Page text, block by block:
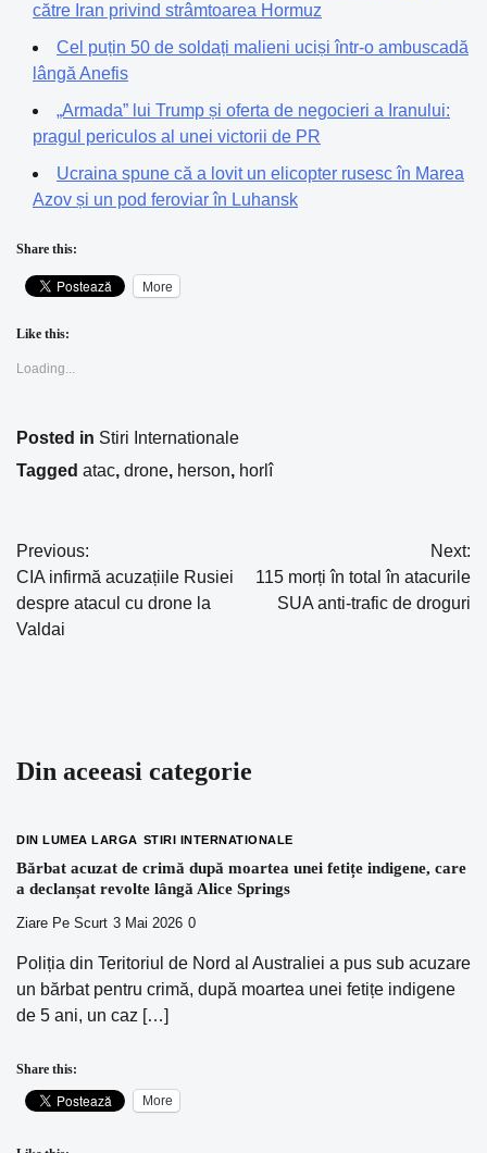
către Iran privind strâmtoarea Hormuz
Cel puțin 50 de soldați malieni uciși într-o ambuscadă
lângă Anefis
„Armada” lui Trump și oferta de negocieri a Iranului:
pragul periculos al unei victorii de PR
Ucraina spune că a lovit un elicopter rusesc în Marea
Azov și un pod feroviar în Luhansk
Share this:
More
Like this:
Loading...
Posted in Stiri Internationale
Tagged atac, drone, herson, horlî
Navigare
în
articole
Previous:
CIA infirmă acuzațiile Rusiei
despre atacul cu drone la
Valdai
Next:
115 morți în total în atacurile
SUA anti-trafic de droguri
Din aceeasi categorie
DIN LUMEA LARGA STIRI INTERNATIONALE
Bărbat acuzat de crimă după moartea unei fetițe indigene, care
a declanșat revolte lângă Alice Springs
Ziare Pe Scurt 3 Mai 2026 0
Poliția din Teritoriul de Nord al Australiei a pus sub acuzare
un bărbat pentru crimă, după moartea unei fetițe indigene
de 5 ani, un caz […]
Share this:
More